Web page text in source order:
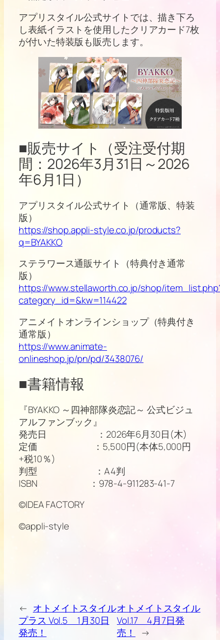
アプリスタイル公式サイトでは、描き下ろ
し表紙イラストを使用したクリアカード7枚
が付いた特装版も販売します。
■販売サイト（受注受付期
間：2026年3月31日～2026
年6月1日）
アプリスタイル公式サイト（通常版、特装
版）
https://shop.appli-style.co.jp/products?
q=BYAKKO
ステラワース通販サイト（特典付き通常
版）
https://www.stellaworth.co.jp/shop/
category_id=&kw=114422
アニメイトオンラインショップ（特典付き
通常版）
https://www.animate-
onlineshop.jp/pn/pd/3438076/
■書籍情報
『BYAKKO ～四神部隊炎恋記～ 公式ビジュ
アルファンブック』
発売日 ：2026年6月30日(木)
定価 ：5,500円(本体5,000円
+税10％)
判型 ：A4判
ISBN ：978-4-911283-41-7
©IDEA FACTORY
©appli-style
← オトメイトスタイル
プラス Vol.5 1月30日
発売！
オトメイトスタイル
Vol.17 4月7日発
売！
→